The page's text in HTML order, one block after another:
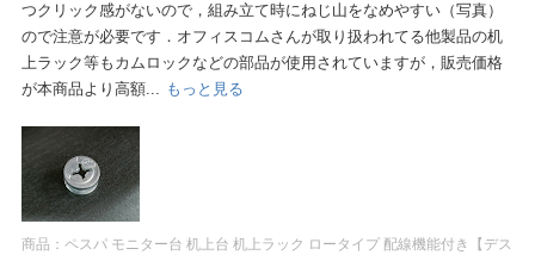
つクリック感がないので，組み立て時にねじ山をなめやすい（写真）
ので注意が必要です．オフィスコムさんが取り扱われてる他製品の机
上ラック等もカムロックなどの部品が使用されていますが，販売価格
が本商品より高額... もっと見る
商品： ペスパ モニター台 机上台 机上ラック ロータイプ 配線機能付き【デス